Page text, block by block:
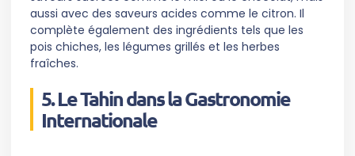
aussi avec des saveurs acides comme le citron. Il
complète également des ingrédients tels que les
pois chiches, les légumes grillés et les herbes
fraîches.
5. Le Tahin dans la Gastronomie
Internationale